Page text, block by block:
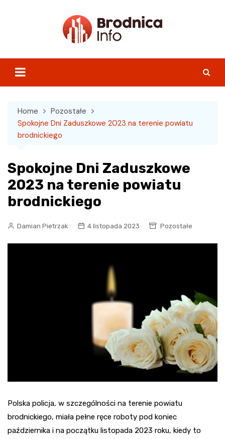
Home
Pozostałe
Spokojne Dni Zaduszkowe 2023 na terenie powiatu
brodnickiego
Spokojne Dni Zaduszkowe
2023 na terenie powiatu
brodnickiego
Damian Pietrzak 4 listopada 2023 Pozostałe
Polska policja, w szczególności na terenie powiatu
brodnickiego, miała pełne ręce roboty pod koniec
października i na początku listopada 2023 roku, kiedy to